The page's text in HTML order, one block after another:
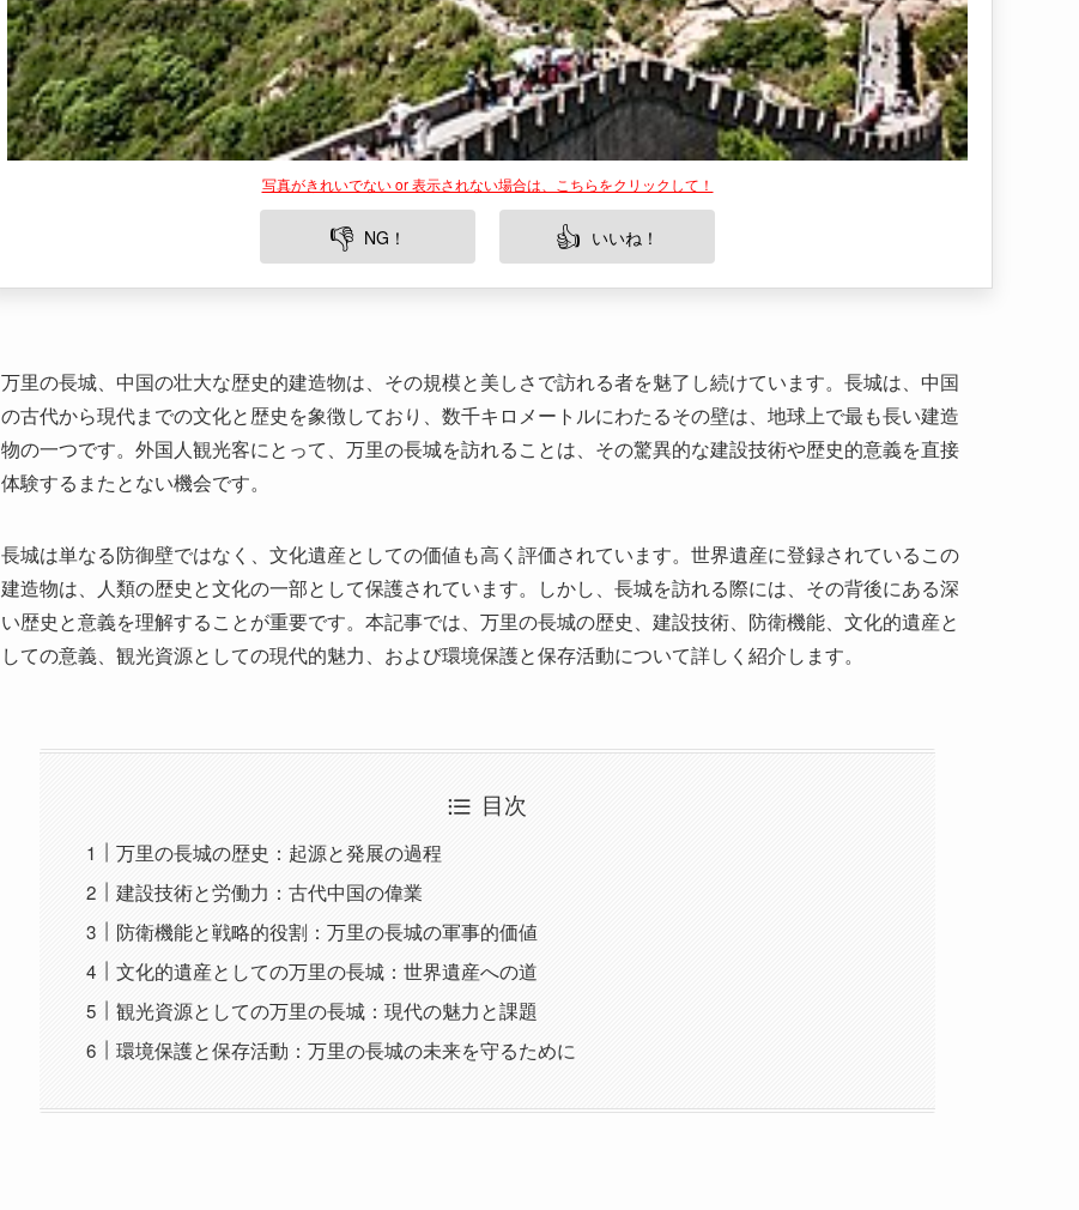
写真がきれいでない or 表示されない場合は、こちらをクリックして！
👎 NG！ 👍 いいね！
万里の長城、中国の壮大な歴史的建造物は、その規模と美しさで訪れる者を魅了し続けています。長城は、中国
の古代から現代までの文化と歴史を象徴しており、数千キロメートルにわたるその壁は、地球上で最も長い建造
物の一つです。外国人観光客にとって、万里の長城を訪れることは、その驚異的な建設技術や歴史的意義を直接
長城は単なる防御壁ではなく、文化遺産としての価値も高く評価されています。世界遺産に登録されているこの
建造物は、人類の歴史と文化の一部として保護されています。しかし、長城を訪れる際には、その背後にある深
い歴史と意義を理解することが重要です。本記事では、万里の長城の歴史、建設技術、防衛機能、文化的遺産と
しての意義、観光資源としての現代的魅力、および環境保護と保存活動について詳しく紹介します。
目次
防衛機能と戦略的役割：万里の長城の軍事的価値
文化的遺産としての万里の長城：世界遺産への道
観光資源としての万里の長城：現代の魅力と課題
環境保護と保存活動：万里の長城の未来を守るために
万里の長城の歴史：起源と発展の過程